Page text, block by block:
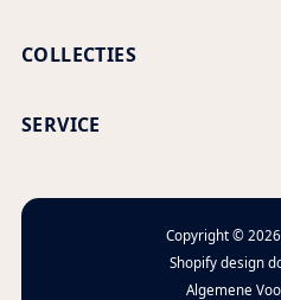
COLLECTIES
SERVICE
Copyright © 2026
Shopify design
Algemene